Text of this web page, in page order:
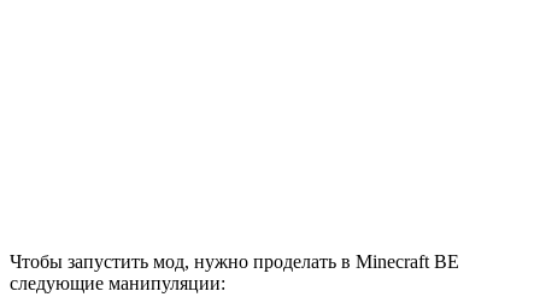
Чтобы запустить мод, нужно проделать в Minecraft BE
следующие манипуляции: